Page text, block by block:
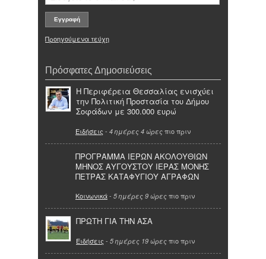
Προηγούμενα τεύχη
Πρόσφατες Δημοσιεύσεις
Η Περιφέρεια Θεσσαλίας ενισχύει
την Πολιτική Προστασία του Δήμου
Σοφάδων με 300.000 ευρώ
Ειδήσεις - 4 ημέρες 4 ώρες πιο πριν
ΠΡΟΓΡΑΜΜΑ ΙΕΡΩΝ ΑΚΟΛΟΥΘΙΩΝ
ΜΗΝΟΣ ΑΥΓΟΥΣΤΟΥ ΙΕΡΑΣ ΜΟΝΗΣ
ΠΕΤΡΑΣ ΚΑΤΑΦΥΓΙΟΥ ΑΓΡΑΦΩΝ
Κοινωνικά- 5 ημέρες 9 ώρες πιο πριν
ΠΡΩΤΗ ΓΙΑ ΤΗΝ ΑΣΑ
Ειδήσεις - 5 ημέρες 19 ώρες πιο πριν